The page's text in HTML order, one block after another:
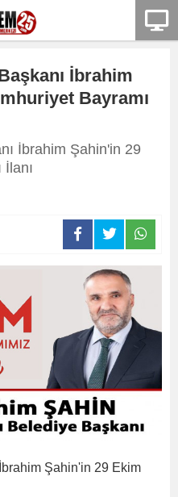
İbrahim
Bayramı
İbrahim Şahin'in 29
Şahin'in 29 Ekim